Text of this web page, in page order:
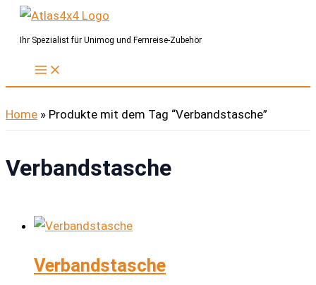
Zum
InhaltIhr Spezialist für Unimog und Fernreise-Zubehör
Home » Produkte mit dem Tag “Verbandstasche”
Verbandstasche
Verbandstasche